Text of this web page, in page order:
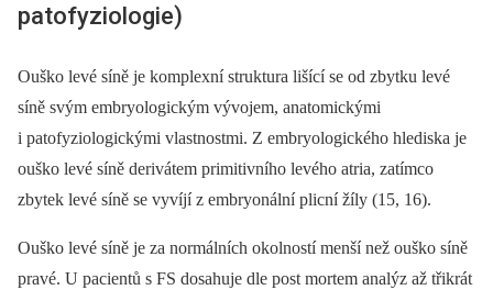
patofyziologie)
Ouško levé síně je komplexní struktura lišící se od zbytku levé
síně svým embryologickým vývojem, anatomickými
i patofyziologickými vlastnostmi. Z embryologického hlediska je
ouško levé síně derivátem primitivního levého atria, zatímco
zbytek levé síně se vyvíjí z embryonální plicní žíly (15, 16).
Ouško levé síně je za normálních okolností menší než ouško síně
pravé. U pacientů s FS dosahuje dle post mortem analýz až třikrát